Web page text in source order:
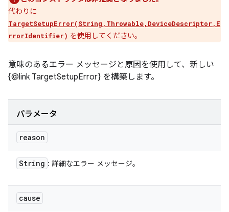
代わりに
TargetSetupError(String,Throwable,DeviceDescriptor,E
rrorIdentifier) を使用してください。
意味のあるエラー メッセージと原因を使用して、新しい
{@link TargetSetupError} を構築します。
パラメータ
reason
String : 詳細なエラー メッセージ。
cause